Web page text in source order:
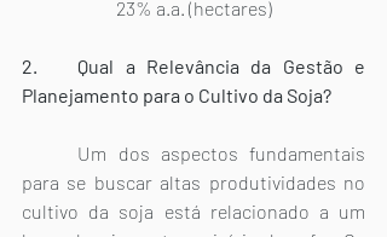
23% a.a. (hectares)
2.	Qual a Relevância da Gestão e
Planejamento para o Cultivo da Soja?
para se buscar altas produtividades no
cultivo da soja está relacionado a um